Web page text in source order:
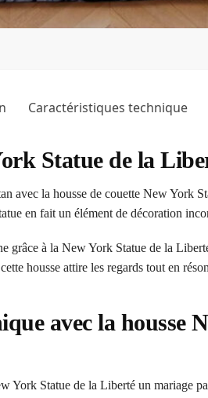
Caractéristiques technique
Statue de la
avec la housse de couette New York
en fait un élément de décoration
grâce à la New York Statue de la
housse attire les regards tout en
avec la housse
York Statue de la Liberté un mariage